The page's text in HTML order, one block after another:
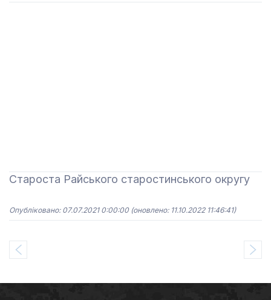
Староста Райського старостинського округу
Опубліковано: 07.07.2021 0:00:00 (оновлено: 11.10.2022 11:46:41)